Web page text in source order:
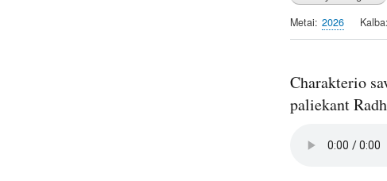
Metai 2026 Kalba
Charakterio
paliekant